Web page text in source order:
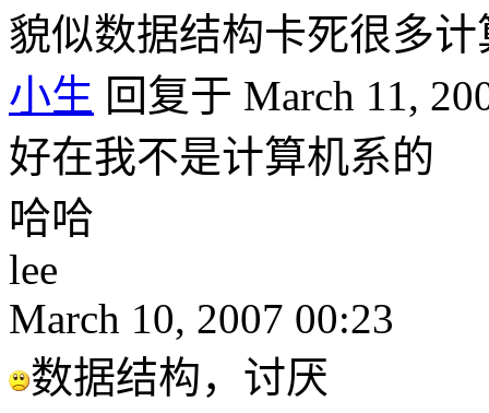
貌似数据结构卡死很多
小生 回复于 March 11,
好在我不是计算机系的
哈哈
lee
March 10, 2007 00:23
数据结构，讨厌